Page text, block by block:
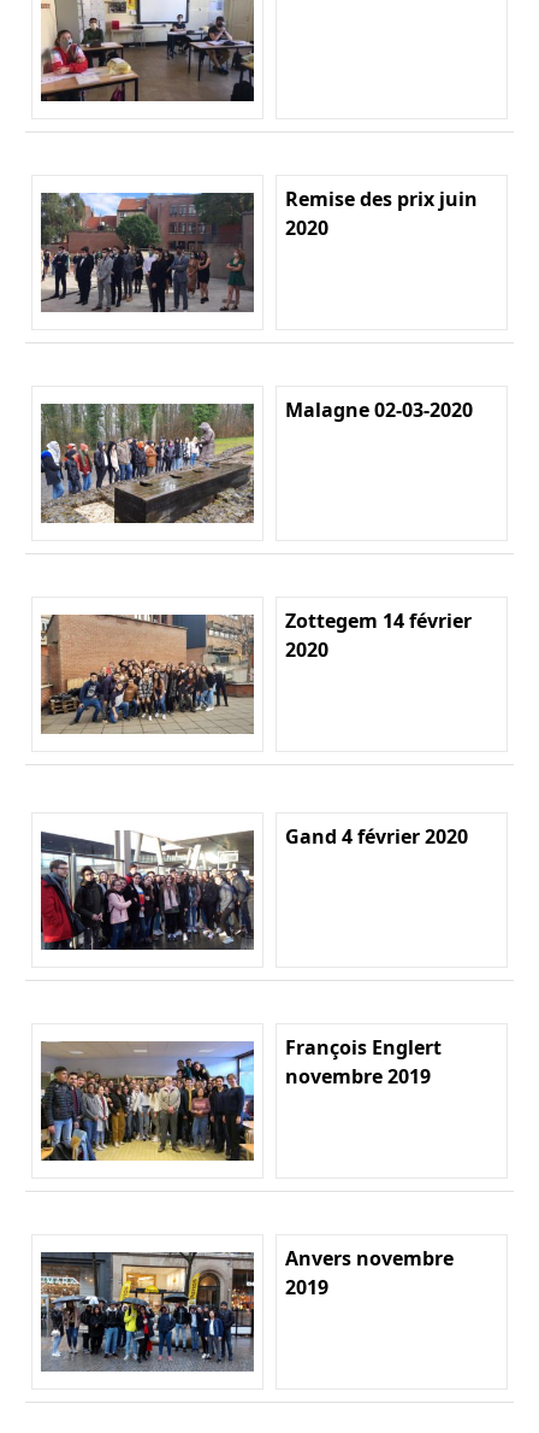
Remise des prix juin
2020
Malagne 02-03-2020
Zottegem 14 février
2020
Gand 4 février 2020
François Englert
novembre 2019
Anvers novembre
2019